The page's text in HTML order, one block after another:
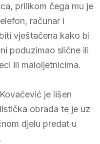
prilikom čega mu je
računar i
vještačena kako bi
poduzimao slične ili
ili maloljetnicima.
je lišen
obrada te je uz
djelu predat u